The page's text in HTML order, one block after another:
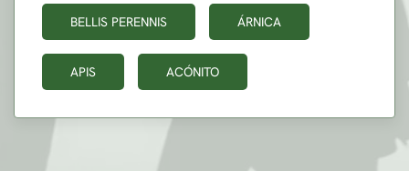
BELLIS PERENNIS ÁRNICA
APIS ACÓNITO